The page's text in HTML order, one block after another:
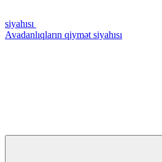
siyahısı
Avadanlıqların qiymət siyahısı